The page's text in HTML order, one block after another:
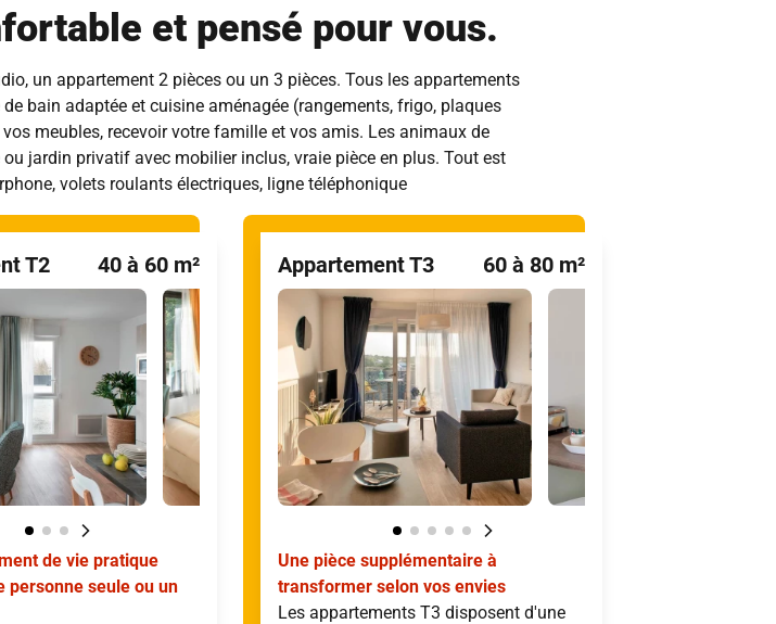
et pensé pour vous.
un appartement 2 pièces ou un 3 pièces. Tous les appartements
bain adaptée et cuisine aménagée (rangements, frigo, plaques
meubles, recevoir votre famille et vos amis. Les animaux de
jardin privatif avec mobilier inclus, vraie pièce en plus. Tout est
volets roulants électriques, ligne téléphonique
T2 40 à 60 m²
de vie pratique
personne seule ou un
Appartement T3 60 à 80 m²
Une pièce supplémentaire à
transformer selon vos envies
Les appartements T3 disposent d'une